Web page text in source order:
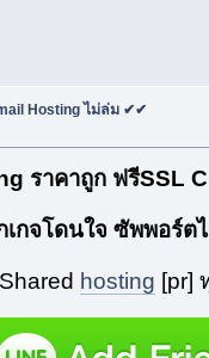
Hosting ไม่ล่ม ✔✔
ราคาถูก ฟรีSSL
เกจโดนใจ ซัพพอร์ต
hosting [pr]